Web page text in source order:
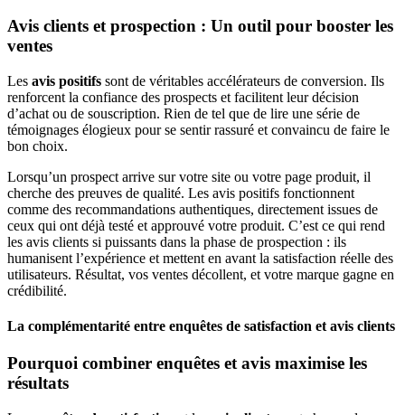
Avis clients et prospection : Un outil pour booster les
ventes
Les avis positifs sont de véritables accélérateurs de conversion. Ils
renforcent la confiance des prospects et facilitent leur décision
d’achat ou de souscription. Rien de tel que de lire une série de
témoignages élogieux pour se sentir rassuré et convaincu de faire le
bon choix.
Lorsqu’un prospect arrive sur votre site ou votre page produit, il
cherche des preuves de qualité. Les avis positifs fonctionnent
comme des recommandations authentiques, directement issues de
ceux qui ont déjà testé et approuvé votre produit. C’est ce qui rend
les avis clients si puissants dans la phase de prospection : ils
humanisent l’expérience et mettent en avant la satisfaction réelle des
utilisateurs. Résultat, vos ventes décollent, et votre marque gagne en
crédibilité.
La complémentarité entre enquêtes de satisfaction et avis clients
Pourquoi combiner enquêtes et avis maximise les
résultats